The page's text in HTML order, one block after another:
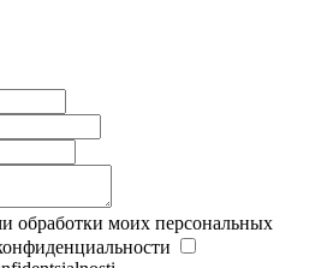
обработки моих персональных